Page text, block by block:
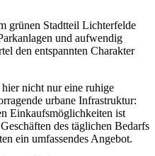
grünen Stadtteil Lichterfelde
und aufwendig
den entspannten Charakter
nicht nur eine ruhige
urbane Infrastruktur:
Einkaufsmöglichkeiten ist
des täglichen Bedarfs
ein umfassendes Angebot.